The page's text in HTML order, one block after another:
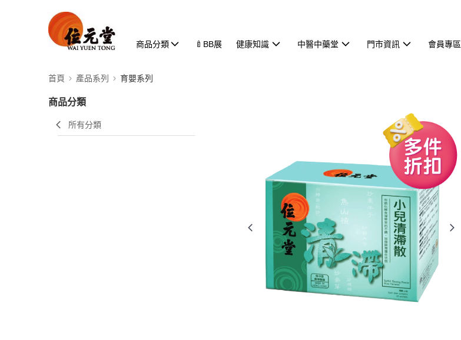
商品分類 🍼BB展 健康知識 中醫中藥堂 門市資訊 會員專區
首頁 產品系列 育嬰系列
商品分類
所有分類